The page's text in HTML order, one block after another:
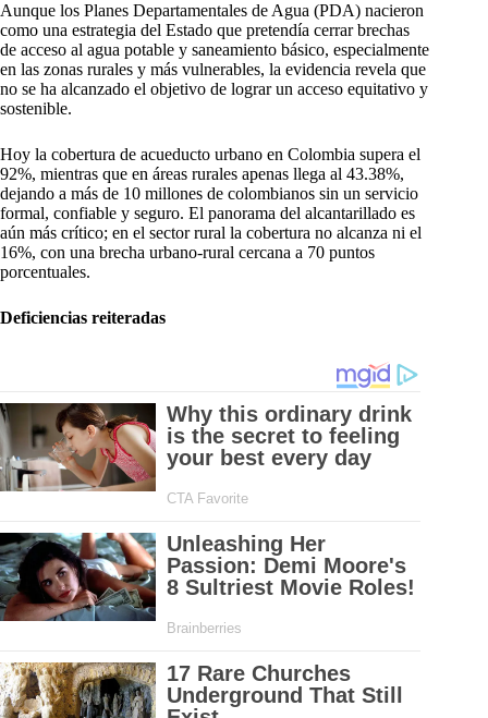
Aunque los Planes Departamentales de Agua (PDA) nacieron
como una estrategia del Estado que pretendía cerrar brechas
de acceso al agua potable y saneamiento básico, especialmente
en las zonas rurales y más vulnerables, la evidencia revela que
no se ha alcanzado el objetivo de lograr un acceso equitativo y
sostenible.
Hoy la cobertura de acueducto urbano en Colombia supera el
92%, mientras que en áreas rurales apenas llega al 43.38%,
dejando a más de 10 millones de colombianos sin un servicio
formal, confiable y seguro. El panorama del alcantarillado es
aún más crítico; en el sector rural la cobertura no alcanza ni el
16%, con una brecha urbano-rural cercana a 70 puntos
porcentuales.
Deficiencias reiteradas